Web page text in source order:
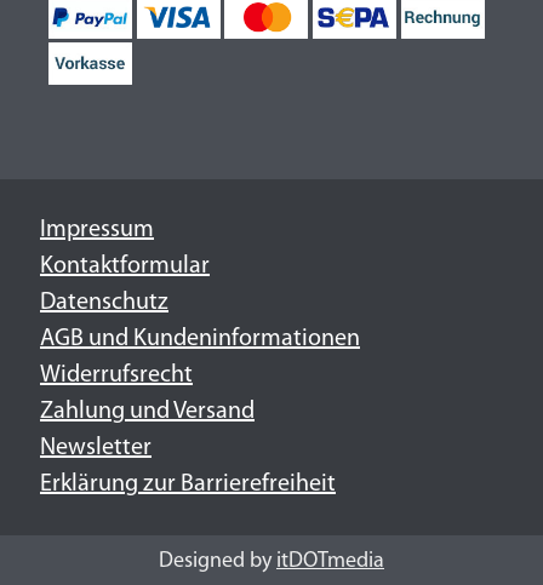
Impressum
Kontaktformular
Datenschutz
AGB und Kundeninformationen
Widerrufsrecht
Zahlung und Versand
Newsletter
Erklärung zur Barrierefreiheit
Designed by itDOTmedia